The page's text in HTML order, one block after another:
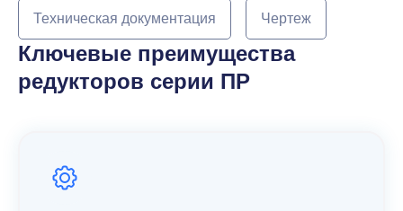
Техническая документация Чертеж
Ключевые преимущества
редукторов серии ПР